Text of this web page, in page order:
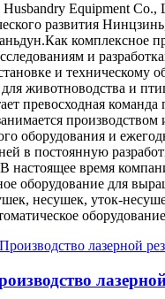
Equipment Co.,
развития
комплексное
и
и техническому
животноводства и
превосходная
производством
оборудования и
в постоянную
настоящее время
оборудование для
несушек, уток-